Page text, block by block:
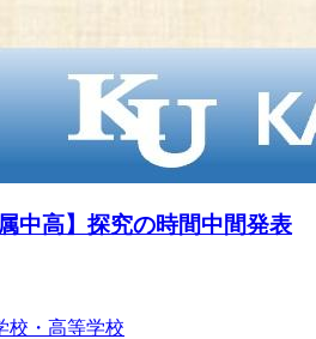
中高】探究の時間中間発表
校・高等学校